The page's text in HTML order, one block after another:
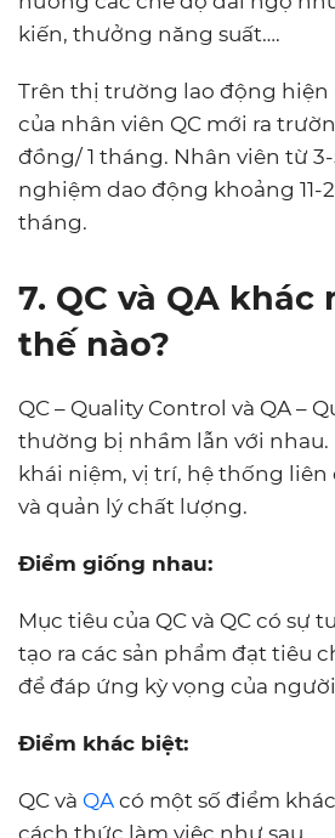
kiến, thưởng năng suất….
Trên thị trường lao động hiện
của nhân viên QC mới ra
đồng/ 1 tháng. Nhân viên từ
nghiệm dao động khoảng 11-
tháng.
7. QC và QA
thế nào?
QC – Quality Control và QA –
thường bị nhầm lẫn với nhau.
khái niệm, vị trí, hệ thống
và quản lý chất lượng.
Điểm giống nhau:
Mục tiêu của QC và QC có sự
tạo ra các sản phẩm đạt tiêu
để đáp ứng kỳ vọng của
Điểm khác biệt:
QC và QA có một số điểm